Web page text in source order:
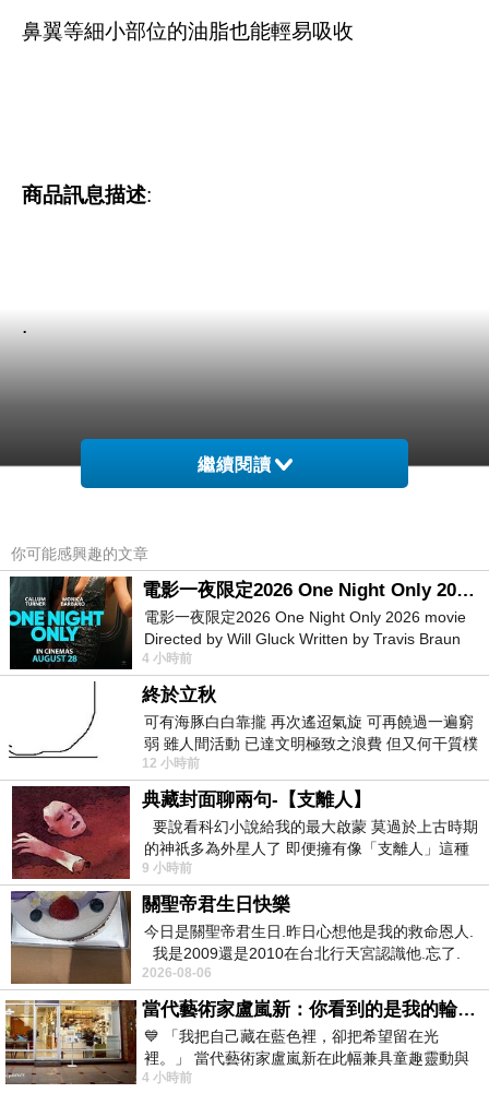
鼻翼等細小部位的油脂也能輕易吸收
商品訊息描述:
.
KOSE 絲芙蒂 ─ 吸油面紙分享組
繼續閱讀
你可能感興趣的文章
電影一夜限定2026 One Night Only 2026 movie
電影一夜限定2026 One Night Only 2026 movie
Directed by Will Gluck Written by Travis Braun
Starring Monica Barbaro
4 小時前
終於立秋
可有海豚白白靠攏 再次遙迢氣旋 可再饒過一遍窮
弱 雖人間活動 已達文明極致之浪費 但又何干質樸
者 只能白白陪葬
12 小時前
典藏封面聊兩句-【支離人】
要說看科幻小說給我的最大啟蒙 莫過於上古時期
的神祇多為外星人了 即便擁有像「支離人」這種
驚世駭俗的神通法門 也未必讀
9 小時前
關聖帝君生日快樂
今日是關聖帝君生日.昨日心想他是我的救命恩人.
我是2009還是2010在台北行天宮認識他.忘了.
一個奇摩交友的網友學
2026-08-06
當代藝術家盧嵐新：你看到的是我的輪廓，還是你的故事？——藏在藍色裡的希望與光
💙 「我把自己藏在藍色裡，卻把希望留在光
裡。」 當代藝術家盧嵐新在此幅兼具童趣靈動與
抽象韻味的新作中，用湛藍的羽翼般色塊包覆著
4 小時前